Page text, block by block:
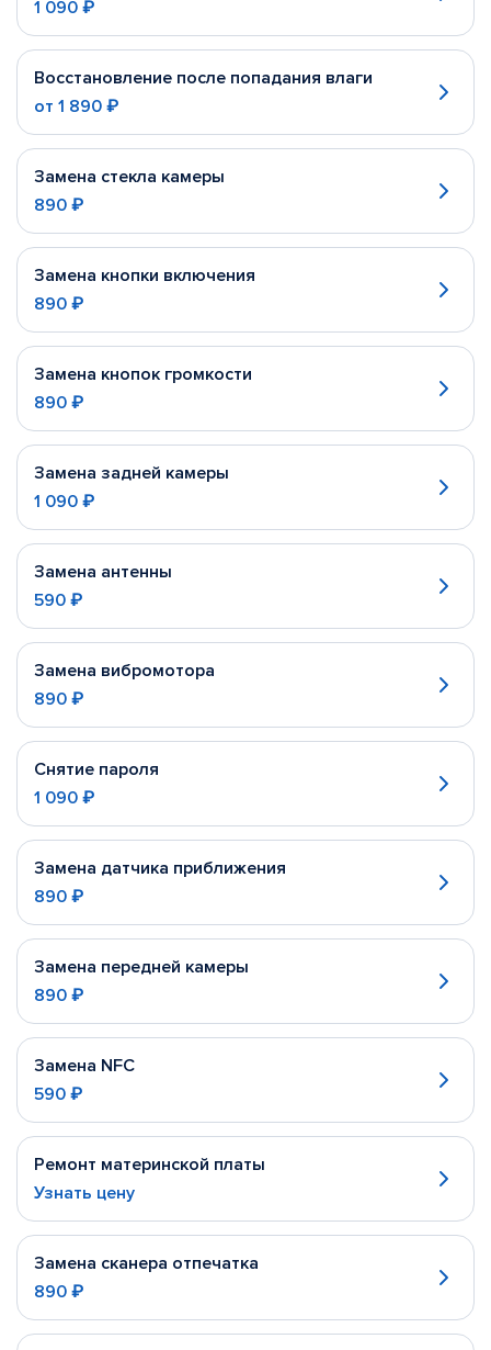
1 090 ₽
Восстановление после попадания влаги
от 1 890 ₽
Замена стекла камеры
890 ₽
Замена кнопки включения
890 ₽
Замена кнопок громкости
890 ₽
Замена задней камеры
1 090 ₽
Замена антенны
590 ₽
Замена вибромотора
890 ₽
Снятие пароля
1 090 ₽
Замена датчика приближения
890 ₽
Замена передней камеры
890 ₽
Замена NFC
590 ₽
Ремонт материнской платы
Узнать цену
Замена сканера отпечатка
890 ₽